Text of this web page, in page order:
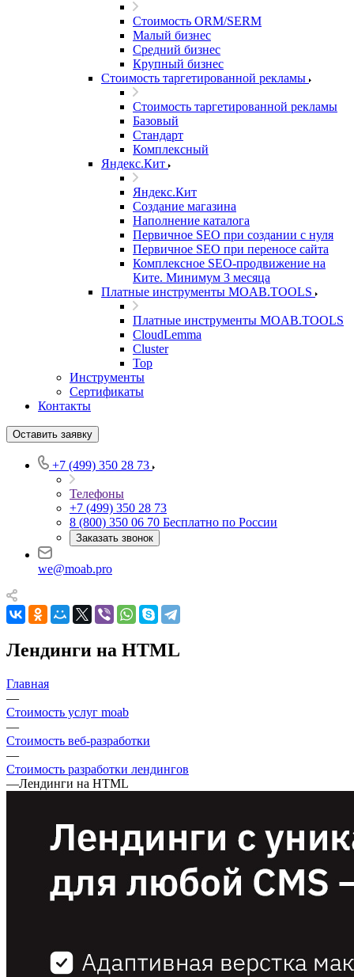
Стоимость ORM/SERM
Малый бизнес
Средний бизнес
Крупный бизнес
Стоимость таргетированной рекламы
Стоимость таргетированной рекламы
Базовый
Стандарт
Комплексный
Яндекс.Кит
Яндекс.Кит
Создание магазина
Наполнение каталога
Первичное SEO при создании с нуля
Первичное SEO при переносе сайта
Комплексное SEO-продвижение на
Ките. Минимум 3 месяца
Платные инструменты MOAB.TOOLS
Платные инструменты MOAB.TOOLS
CloudLemma
Cluster
Top
Инструменты
Сертификаты
Контакты
Оставить заявку
+7 (499) 350 28 73
Телефоны
+7 (499) 350 28 73
8 (800) 350 06 70 Бесплатно по России
Заказать звонок
we@moab.pro
Лендинги на HTML
Главная
—
Стоимость услуг moab
—
Стоимость веб-разработки
—
Стоимость разработки лендингов
—Лендинги на HTML